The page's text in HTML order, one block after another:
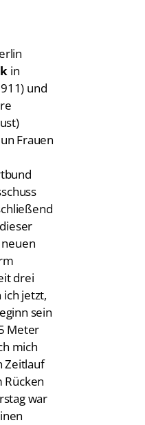
in
und
Frauen
drei
jetzt,
sein
Meter
mich
Zeitlauf
Rücken
war